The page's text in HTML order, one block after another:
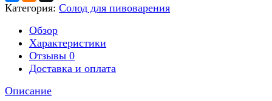
Категория: Солод для пивоварения
Обзор
Характеристики
Отзывы 0
Доставка и оплата
Описание